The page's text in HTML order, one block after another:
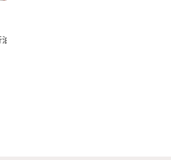
漆DIY時如何計算牆面面積，